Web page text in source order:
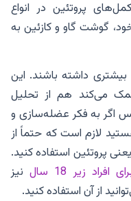
پروتئین در انواع
گوشت گاو و کازئین به
بیشتری داشته باشند. این
می‌کند هم از تحلیل
اگر به فکر عضله‌سازی و
لازم است که حتماً از
پروتئین استفاده کنید.
زیر 18 سال
نیز
از آن استفاده کنید.